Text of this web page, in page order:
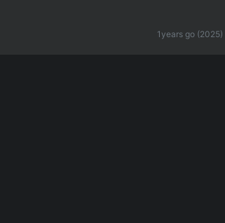
1years go (2025)